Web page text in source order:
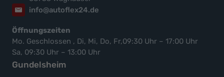
info@autoflex24.de
Öffnungszeiten
Mo. Geschlossen , Di, Mi, Do, Fr,09:30 Uhr – 17:00 Uhr
Sa, 09:30 Uhr – 13:00 Uhr
Gundelsheim